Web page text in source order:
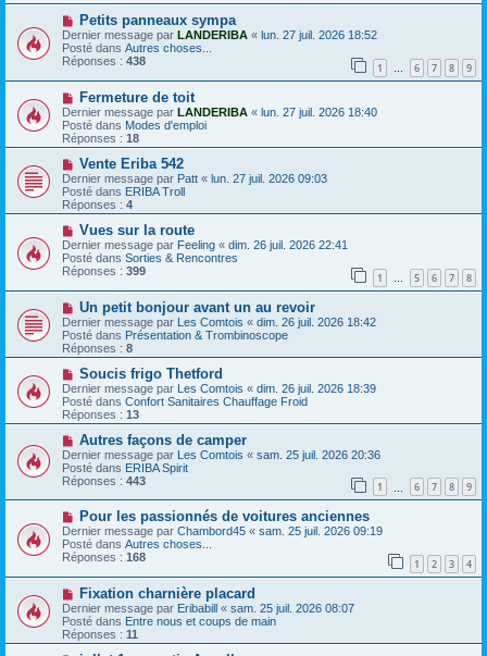
g
e
e
a
u
m
e
s
a
g
e
N
o
u
v
e
a
m
e
s
s
a
g
e
Petits panneaux sympa
Dernier message par LANDERIBA « lun. 27 juil. 2026 18:52
Posté dans Autres choses...
Réponses : 438 1 … 6 7 8 9
N
o
u
v
e
a
m
e
s
s
g
e
Fermeture de toit
Dernier message par LANDERIBA « lun. 27 juil. 2026 18:40
Posté dans Modes d'emploi
Réponses : 18
N
o
u
v
e
a
m
e
s
s
a
g
e
Vente Eriba 542
Dernier message par Patt « lun. 27 juil. 2026 09:03
Posté dans ERIBA Troll
Réponses : 4
N
o
u
v
e
a
u
m
e
s
s
a
g
e
Vues sur la route
Dernier message par Feeling « dim. 26 juil. 2026 22:41
Posté dans Sorties & Rencontres
Réponses : 399 1 … 5 6 7 8
N
o
u
v
e
a
u
m
e
s
a
g
e
Un petit bonjour avant un au revoir
Dernier message par Les Comtois « dim. 26 juil. 2026 18:42
Posté dans Présentation & Trombinoscope
Réponses : 8
N
o
u
v
e
u
m
e
s
s
a
g
e
Soucis frigo Thetford
Dernier message par Les Comtois « dim. 26 juil. 2026 18:39
Posté dans Confort Sanitaires Chauffage Froid
Réponses : 13
N
o
u
v
e
a
m
e
s
s
a
e
Autres façons de camper
Dernier message par Les Comtois « sam. 25 juil. 2026 20:36
Posté dans ERIBA Spirit
Réponses : 443 1 6 7 8 9
N
o
u
v
e
a
u
m
e
s
s
Pour les passionnés de voitures anciennes
Dernier message par Chambord45 « sam. 25 juil. 2026 09:19
Posté dans Autres choses...
Réponses : 168 1 2 3 4
N
o
u
v
e
Fixation charnière placard
Dernier message par Eribabill « sam. 25 juil. 2026 08:07
Posté dans Entre nous et coups de main
Réponses : 11